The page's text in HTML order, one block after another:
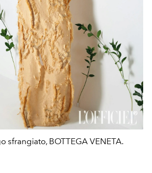
sfrangiato, BOTTEGA VENETA.